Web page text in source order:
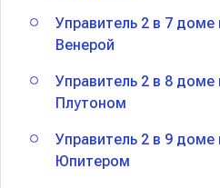
Управитель 2 в 7 доме
Венерой
Управитель 2 в 8 доме
Плутоном
Управитель 2 в 9 доме
Юпитером